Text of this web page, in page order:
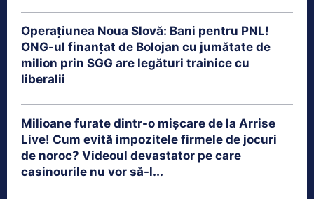
Operațiunea Noua Slovă: Bani pentru PNL!
ONG-ul finanțat de Bolojan cu jumătate de
milion prin SGG are legături trainice cu
liberalii
Milioane furate dintr-o mișcare de la Arrise
Live! Cum evită impozitele firmele de jocuri
de noroc? Videoul devastator pe care
casinourile nu vor să-l...